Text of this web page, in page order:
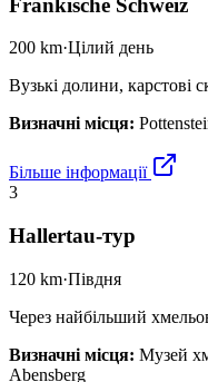
200 km·Цілий день
Вузькі долини, карстові
Визначні місця:
Більше інформації
3
Hallertau-тур
120 km·Півдня
Через найбільший
Визначні місця: Музей
Abensberg